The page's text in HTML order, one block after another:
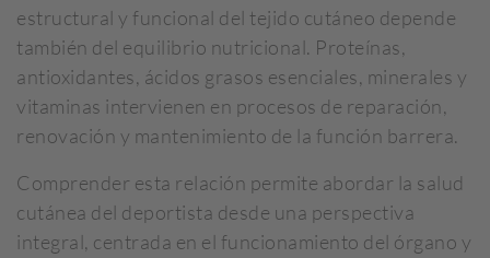
estructural y funcional del tejido cutáneo depende
también del equilibrio nutricional. Proteínas,
antioxidantes, ácidos grasos esenciales, minerales y
vitaminas intervienen en procesos de reparación,
renovación y mantenimiento de la función barrera.
Comprender esta relación permite abordar la salud
cutánea del deportista desde una perspectiva
integral, centrada en el funcionamiento del órgano y